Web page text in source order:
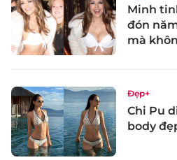
Minh
đón
mà
Đẹp+
Chi Pu
body